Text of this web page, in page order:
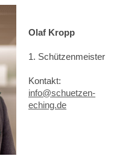
Olaf Kropp
1. Schützenmeister
Kontakt:
info@schuetzen-
eching.de